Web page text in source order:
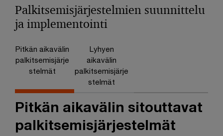
Palkitsemisjärjestelmien suunnittelu
ja implementointi
Pitkän aikavälin
palkitsemisjärje
stelmät
Lyhyen
aikavälin
palkitsemisjärje
stelmät
Pitkän aikavälin sitouttavat
palkitsemisjärjestelmät